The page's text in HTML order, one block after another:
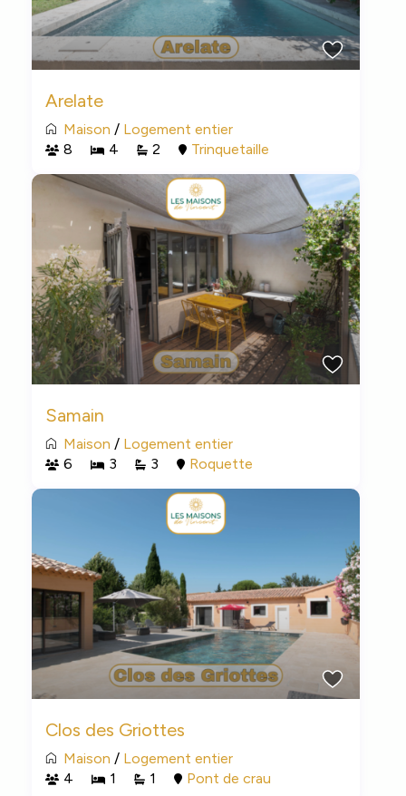
Arelate
Maison / Logement entier
8
4 2 Trinquetaille
Samain
Maison / Logement entier
6
3 3 Roquette
Clos des Griottes
Maison / Logement entier
4
1 1 Pont de crau